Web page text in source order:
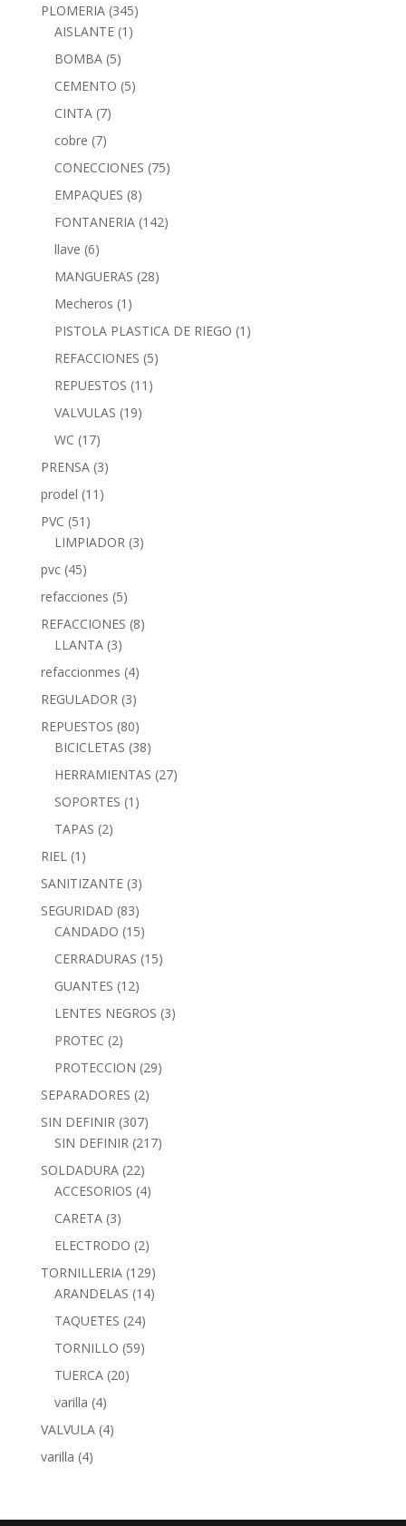
PLOMERIA (345)
AISLANTE (1)
BOMBA (5)
CEMENTO (5)
CINTA (7)
cobre (7)
CONECCIONES (75)
EMPAQUES (8)
FONTANERIA (142)
llave (6)
MANGUERAS (28)
Mecheros (1)
PISTOLA PLASTICA DE RIEGO (1)
REFACCIONES (5)
REPUESTOS (11)
VALVULAS (19)
WC (17)
PRENSA (3)
prodel (11)
PVC (51)
LIMPIADOR (3)
pvc (45)
refacciones (5)
REFACCIONES (8)
LLANTA (3)
refaccionmes (4)
REGULADOR (3)
REPUESTOS (80)
BICICLETAS (38)
HERRAMIENTAS (27)
SOPORTES (1)
TAPAS (2)
RIEL (1)
SANITIZANTE (3)
SEGURIDAD (83)
CANDADO (15)
CERRADURAS (15)
GUANTES (12)
LENTES NEGROS (3)
PROTEC (2)
PROTECCION (29)
SEPARADORES (2)
SIN DEFINIR (307)
SIN DEFINIR (217)
SOLDADURA (22)
ACCESORIOS (4)
CARETA (3)
ELECTRODO (2)
TORNILLERIA (129)
ARANDELAS (14)
TAQUETES (24)
TORNILLO (59)
TUERCA (20)
varilla (4)
VALVULA (4)
varilla (4)